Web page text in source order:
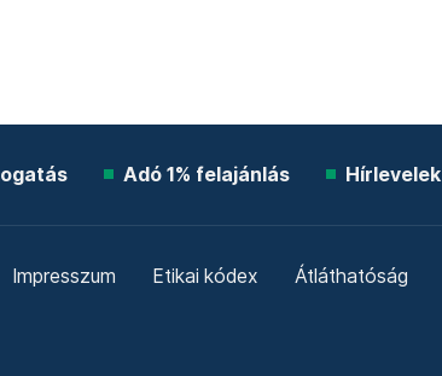
Adó 1% felajánlás Hírlevelek
Impresszum Etikai kódex Átláthatóság